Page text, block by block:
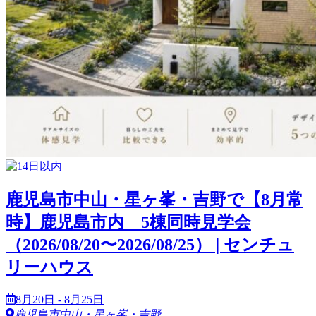
鹿児島市中山・星ヶ峯・吉野で【8月常
時】鹿児島市内 5棟同時見学会
（2026/08/20〜2026/08/25） | センチュ
リーハウス
8月20日 - 8月25日